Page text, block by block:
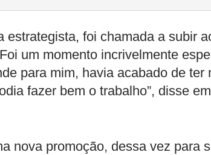
estrategista, foi chamada a subir
um momento incrivelmente
para mim, havia acabado de ter
fazer bem o trabalho”, disse
nova promoção, dessa vez para